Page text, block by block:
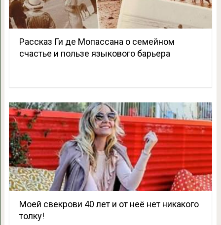
Рассказ Ги де Мопассана о семейном
счастье и пользе языкового барьера
Моей свекрови 40 лет и от неё нет никакого
толку!